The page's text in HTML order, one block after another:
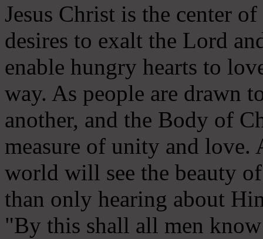
Jesus Christ is the center
desires to exalt the Lord
enable hungry hearts to
way. As people are drawn
another, and the Body of
measure of unity and love.
world will see the beauty
than only hearing about
"By this shall all men